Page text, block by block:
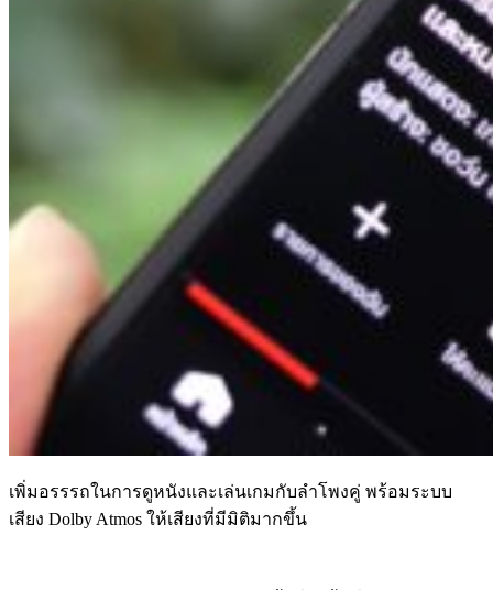
เพิ่มอรรรถในการดูหนังและเล่นเกมกับลำโพงคู่ พร้อมระบบ
เสียง Dolby Atmos ให้เสียงที่มีมิติมากขึ้น